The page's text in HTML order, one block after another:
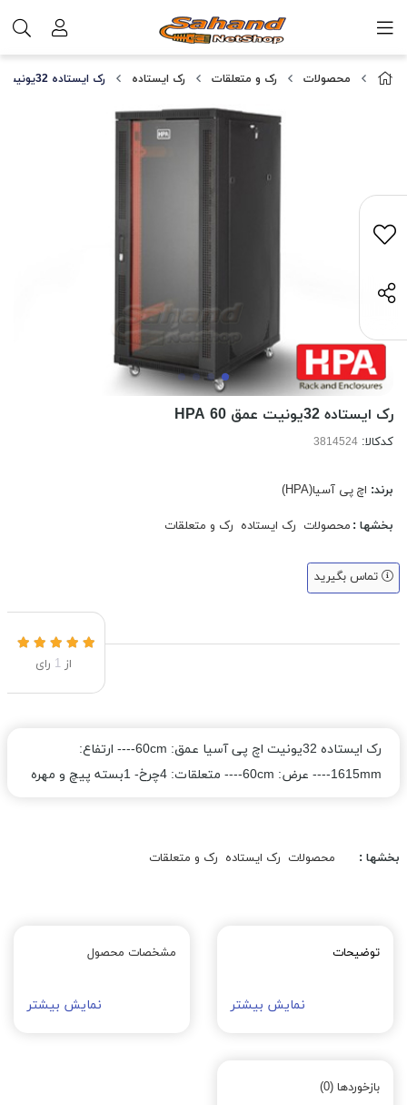
محصولات رک و متعلقات رک ایستاده رک ایستاده 32یونیت عمق 60 HPA
رک ایستاده 32یونیت عمق 60 HPA
کدکالا:
برند: اچ پی آسیا(HPA)
بخشها : محصولات رک ایستاده رک و متعلقات
تماس بگیرید
از 1 رای
رک ایستاده 32یونیت اچ پی آسیا عمق: 60cm---- ارتفاع:
1615mm---- عرض: 60cm---- متعلقات: 4چرخ- 1بسته پیچ و مهره
بخشها : محصولات رک ایستاده رک و متعلقات
توضیحات
نمایش بیشتر
مشخصات محصول
نمایش بیشتر
بازخوردها (0)